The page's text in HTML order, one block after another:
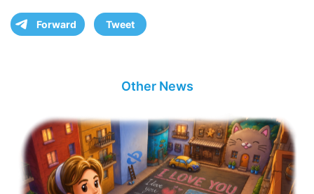
Forward Tweet
Other News